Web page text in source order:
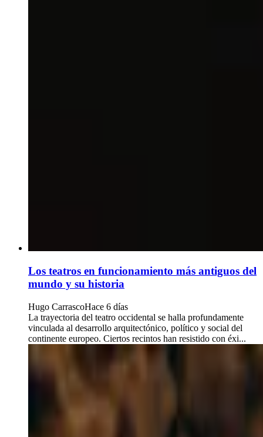
Los teatros en funcionamiento más antiguos del
mundo y su historia
Hugo CarrascoHace 6 días
La trayectoria del teatro occidental se halla profundamente
vinculada al desarrollo arquitectónico, político y social del
continente europeo. Ciertos recintos han resistido con éxi...